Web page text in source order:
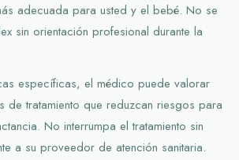
adecuada para usted y el bebé. No se
sin orientación profesional durante la
específicas, el médico puede valorar
de tratamiento que reduzcan riesgos para
No interrumpa el tratamiento sin
a su proveedor de atención sanitaria.